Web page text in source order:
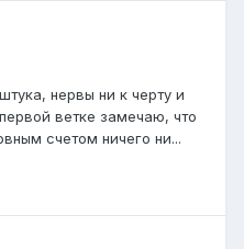
нервы ни к черту и
ветке замечаю, что
счетом ничего ни...